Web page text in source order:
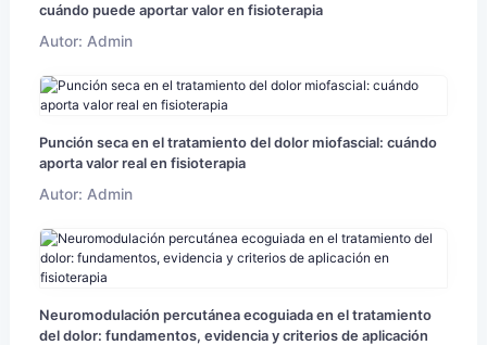
cuándo puede aportar valor en fisioterapia
Autor: Admin
Punción seca en el tratamiento del dolor miofascial: cuándo
aporta valor real en fisioterapia
Autor: Admin
Neuromodulación percutánea ecoguiada en el tratamiento
del dolor: fundamentos, evidencia y criterios de aplicación